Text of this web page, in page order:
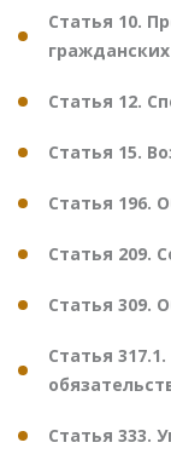
Статья 10.
Статья 12.
Статья 15.
Статья 196.
Статья 209.
Статья 309.
Статья
Статья 333.